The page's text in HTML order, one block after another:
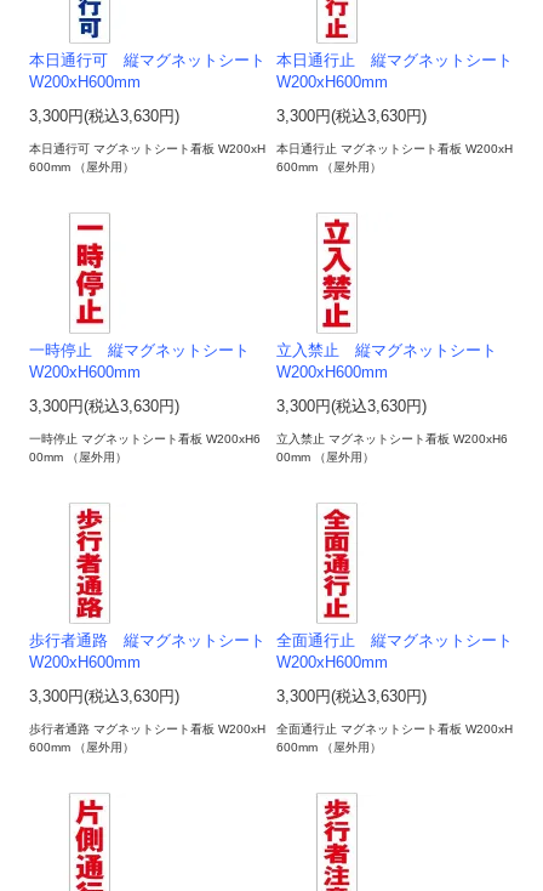
本日通行可 縦マグネットシート
W200xH600mm
3,300円(税込3,630円)
本日通行可 マグネットシート看板 W200xH
600mm （屋外用）
本日通行止 縦マグネットシート
W200xH600mm
3,300円(税込3,630円)
本日通行止 マグネットシート看板 W200xH
600mm （屋外用）
一時停止 縦マグネットシート
W200xH600mm
3,300円(税込3,630円)
一時停止 マグネットシート看板 W200xH6
00mm （屋外用）
立入禁止 縦マグネットシート
W200xH600mm
3,300円(税込3,630円)
立入禁止 マグネットシート看板 W200xH6
00mm （屋外用）
歩行者通路 縦マグネットシート
W200xH600mm
3,300円(税込3,630円)
歩行者通路 マグネットシート看板 W200xH
600mm （屋外用）
全面通行止 縦マグネットシート
W200xH600mm
3,300円(税込3,630円)
全面通行止 マグネットシート看板 W200xH
600mm （屋外用）